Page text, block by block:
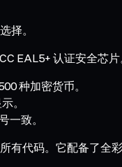
择。
EAL5+ 认证安全芯片
种加密货币。
。
一致。
代码。它配备了全